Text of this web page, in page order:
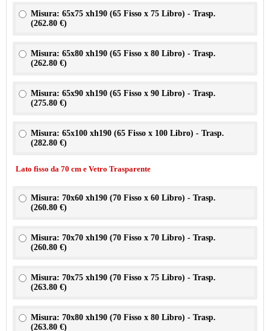
Misura: 65x75 xh190 (65 Fisso x 75 Libro) - Trasp.
(262.80 €)
Misura: 65x80 xh190 (65 Fisso x 80 Libro) - Trasp.
(262.80 €)
Misura: 65x90 xh190 (65 Fisso x 90 Libro) - Trasp.
(275.80 €)
Misura: 65x100 xh190 (65 Fisso x 100 Libro) - Trasp.
(282.80 €)
Lato fisso da 70 cm e Vetro Trasparente
Misura: 70x60 xh190 (70 Fisso x 60 Libro) - Trasp.
(260.80 €)
Misura: 70x70 xh190 (70 Fisso x 70 Libro) - Trasp.
(260.80 €)
Misura: 70x75 xh190 (70 Fisso x 75 Libro) - Trasp.
(263.80 €)
Misura: 70x80 xh190 (70 Fisso x 80 Libro) - Trasp.
(263.80 €)